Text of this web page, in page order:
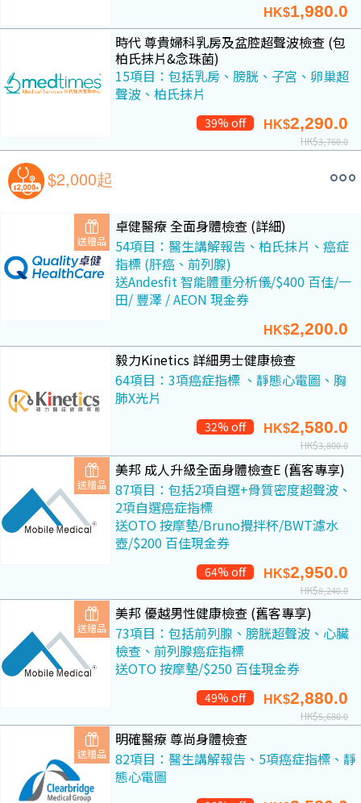
HK$1,980.0
時代 尊貴婦科乳房及盆腔超聲波檢查 (包
柏氏抹片&念珠菌)
15項目：包括乳房、膀胱、子宮、卵巢超
聲波、柏氏抹片
39% off HK$2,290.0
HK$3,760.0
$2,000起
送贈品
卓健醫療 全面身體檢查 (詳細)
54項目：醫生講解報告、柏氏抹片、癌症
指標 (肝癌、前列腺)
送Andesfit 智能體重分析儀/$400 百佳/一
田/ 豐澤 / AEON 現金券
HK$2,200.0
毅力Kinetics 詳細男士健康檢查
64項目：3項癌症指標 、靜態心電圖、胸
肺X光片
32% off HK$2,580.0
HK$3,800.0
送贈品
美邦 成人升級全面身體檢查E (舊客專享)
87項目：包括2項自選+骨質密度超聲波、
2項自選癌症指標
送OTO 按摩墊/Bruno攪拌杯/BWT濾水
壺/$200 百佳現金券
64% off HK$2,950.0
HK$8,240.0
送贈品
美邦 優越男性健康檢查 (舊客專享)
73項目：包括前列腺、膀胱超聲波、心臟
檢查、前列腺癌症指標
送OTO 按摩墊/$250 百佳現金券
49% off HK$2,880.0
HK$5,680.0
送贈品
明確醫療 尊尚身體檢查
82項目：醫生講解報告、5項癌症指標、靜
態心電圖